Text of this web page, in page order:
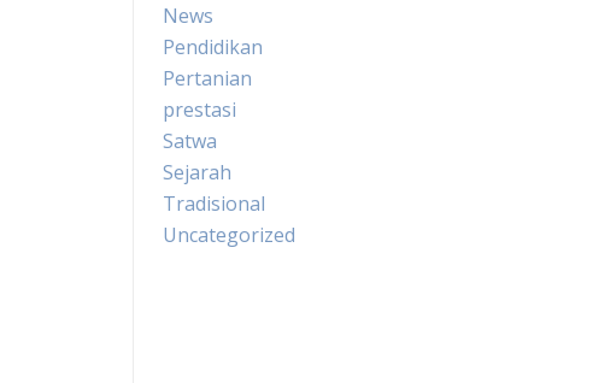
News
Pendidikan
Pertanian
prestasi
Satwa
Sejarah
Tradisional
Uncategorized